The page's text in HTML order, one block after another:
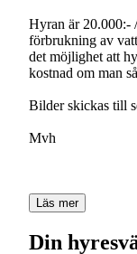
Hyran är 20.000:-
förbrukning av
det möjlighet att
kostnad om man
Bilder skickas till
Mvh
Läs mer
Din